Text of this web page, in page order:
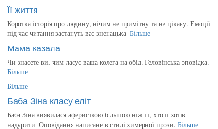
Її життя
Коротка історія про людину, нічим не примітну та не цікаву. Емоції
під час читання застануть вас зненацька. Більше
Мама казала
Чи знаєете ви, чим ласує ваша колега на обід. Геловінська оповідка.
Більше
Більше
Баба Зіна класу еліт
Баба Зіна виявилася аферисткою більшою ніж ті, хто її хотів
надурити. Оповідання написане в стилі химерної прози. Більше